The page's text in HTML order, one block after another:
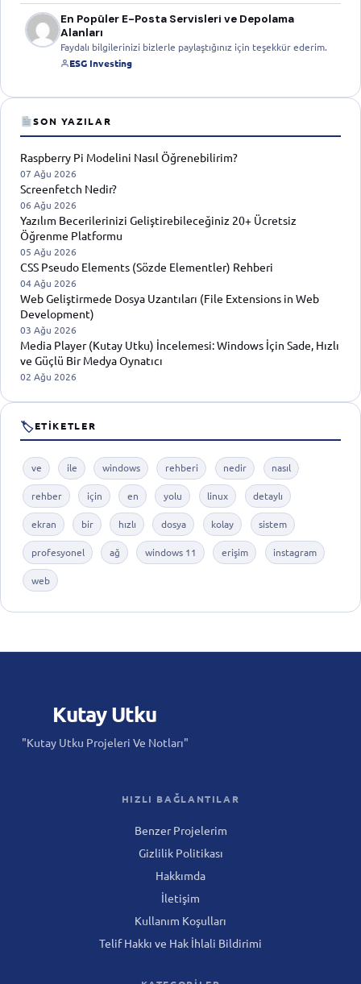
En Popüler E-Posta Servisleri ve Depolama
Alanları
Faydalı bilgilerinizi bizlerle paylaştığınız için teşekkür ederim.
ESG Investing
SON YAZILAR
Raspberry Pi Modelini Nasıl Öğrenebilirim?
07 Ağu 2026
Screenfetch Nedir?
06 Ağu 2026
Yazılım Becerilerinizi Geliştirebileceğiniz 20+ Ücretsiz
Öğrenme Platformu
05 Ağu 2026
CSS Pseudo Elements (Sözde Elementler) Rehberi
04 Ağu 2026
Web Geliştirmede Dosya Uzantıları (File Extensions in Web
Development)
03 Ağu 2026
Media Player (Kutay Utku) İncelemesi: Windows İçin Sade, Hızlı
ve Güçlü Bir Medya Oynatıcı
02 Ağu 2026
🏷ETIKETLER
ve ile windows rehberi nedir nasıl
rehber için en yolu linux detaylı
ekran bir hızlı dosya kolay sistem
profesyonel ağ windows 11 erişim instagram
web
KutayUtku
"Kutay Utku Projeleri Ve Notları"
HIZLI BAĞLANTILAR
Benzer Projelerim
Gizlilik Politikası
Hakkımda
İletişim
Kullanım Koşulları
Telif Hakkı ve Hak İhlali Bildirimi